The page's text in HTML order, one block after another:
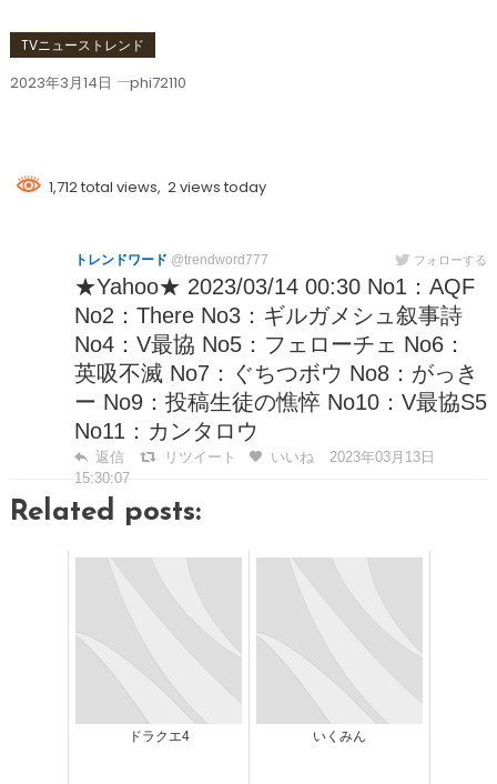
TVニューストレンド
2023年3月14日 phi72110
1,712 total views, 2 views today
トレンドワード @trendword777 フォローする
★Yahoo★ 2023/03/14 00:30 No1：AQF
No2：There No3：ギルガメシュ叙事詩
No4：V最協 No5：フェローチェ No6：
英吸不滅 No7：ぐちつボウ No8：がっき
ー No9：投稿生徒の憔悴 No10：V最協S5
No11：カンタロウ
返信 リツイート いいね
2023年03月13日
15:30:07
Related posts:
ドラクエ4 いくみん